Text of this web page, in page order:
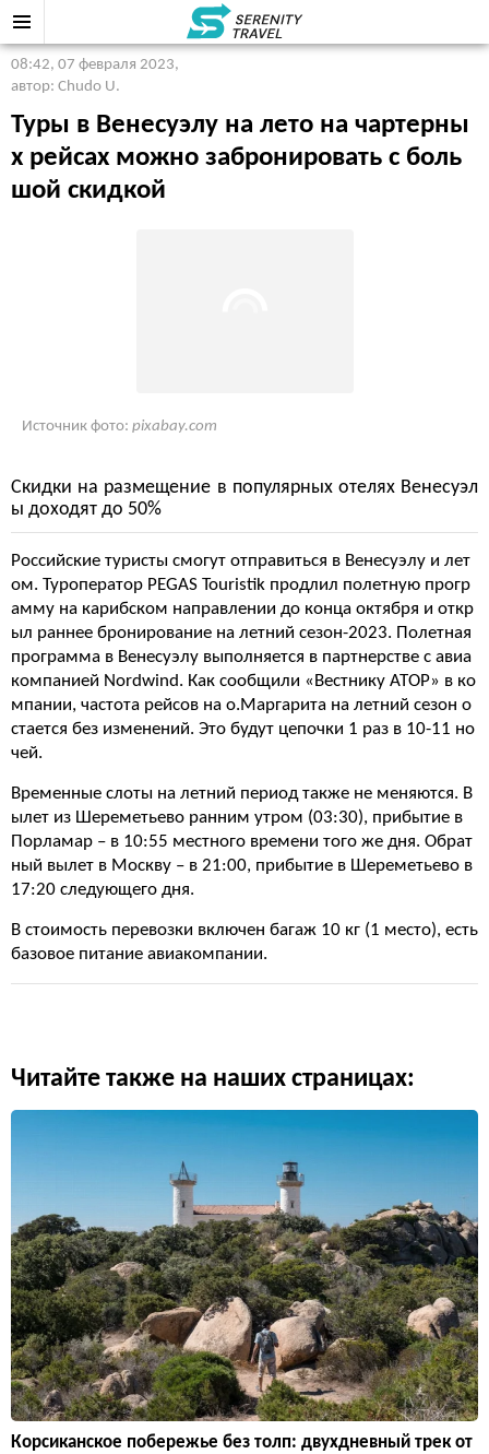
08:42, 07 февраля 2023,
автор: Chudo U.
Туры в Венесуэлу на лето на чартерны
х рейсах можно забронировать с боль
шой скидкой
Источник фото: pixabay.com
Скидки на размещение в популярных отелях Венесуэл
ы доходят до 50%
Российские туристы смогут отправиться в Венесуэлу и лет
ом. Туроператор PEGAS Touristik продлил полетную прогр
амму на карибском направлении до конца октября и откр
ыл раннее бронирование на летний сезон-2023. Полетная
программа в Венесуэлу выполняется в партнерстве с авиа
компанией Nordwind. Как сообщили «Вестнику АТОР» в ко
мпании, частота рейсов на о.Маргарита на летний сезон о
стается без изменений. Это будут цепочки 1 раз в 10-11 но
чей.
Временные слоты на летний период также не меняются. В
ылет из Шереметьево ранним утром (03:30), прибытие в
Порламар – в 10:55 местного времени того же дня. Обрат
ный вылет в Москву – в 21:00, прибытие в Шереметьево в
17:20 следующего дня.
В стоимость перевозки включен багаж 10 кг (1 место), есть
базовое питание авиакомпании.
Читайте также на наших страницах:
Корсиканское побережье без толп: двухдневный трек от